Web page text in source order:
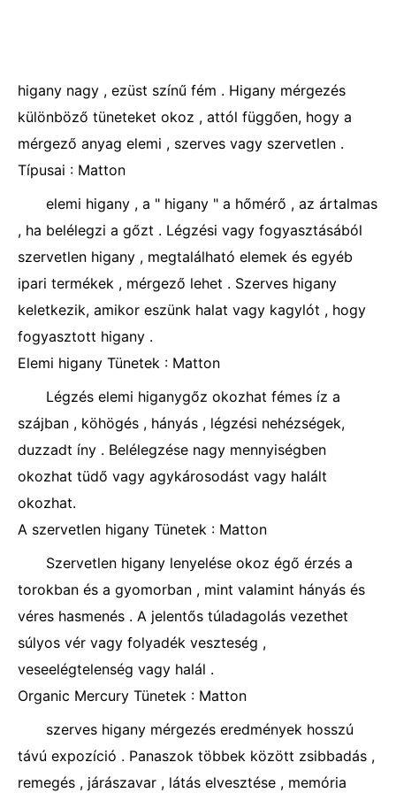
higany nagy , ezüst színű fém . Higany mérgezés
különböző tüneteket okoz , attól függően, hogy a
mérgező anyag elemi , szerves vagy szervetlen .
Típusai : Matton
elemi higany , a " higany " a hőmérő , az ártalmas
, ha belélegzi a gőzt . Légzési vagy fogyasztásából
szervetlen higany , megtalálható elemek és egyéb
ipari termékek , mérgező lehet . Szerves higany
keletkezik, amikor eszünk halat vagy kagylót , hogy
fogyasztott higany .
Elemi higany Tünetek : Matton
Légzés elemi higanygőz okozhat fémes íz a
szájban , köhögés , hányás , légzési nehézségek,
duzzadt íny . Belélegzése nagy mennyiségben
okozhat tüdő vagy agykárosodást vagy halált
okozhat.
A szervetlen higany Tünetek : Matton
Szervetlen higany lenyelése okoz égő érzés a
torokban és a gyomorban , mint valamint hányás és
véres hasmenés . A jelentős túladagolás vezethet
súlyos vér vagy folyadék veszteség ,
veseelégtelenség vagy halál .
Organic Mercury Tünetek : Matton
szerves higany mérgezés eredmények hosszú
távú expozíció . Panaszok többek között zsibbadás ,
remegés , járászavar , látás elvesztése , memória